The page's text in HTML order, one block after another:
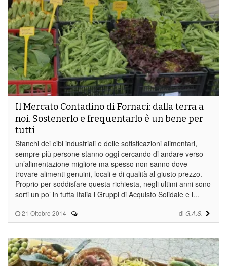
21 Ottobre 2014 - di G.A.S.
Il Mercato Contadino di Fornaci: dalla terra a
noi. Sostenerlo e frequentarlo è un bene per
tutti
Stanchi dei cibi industriali e delle sofisticazioni alimentari,
sempre più persone stanno oggi cercando di andare verso
un’alimentazione migliore ma spesso non sanno dove
trovare alimenti genuini, locali e di qualità al giusto prezzo.
Proprio per soddisfare questa richiesta, negli ultimi anni sono
sorti un po’ in tutta Italia i Gruppi di Acquisto Solidale e i...